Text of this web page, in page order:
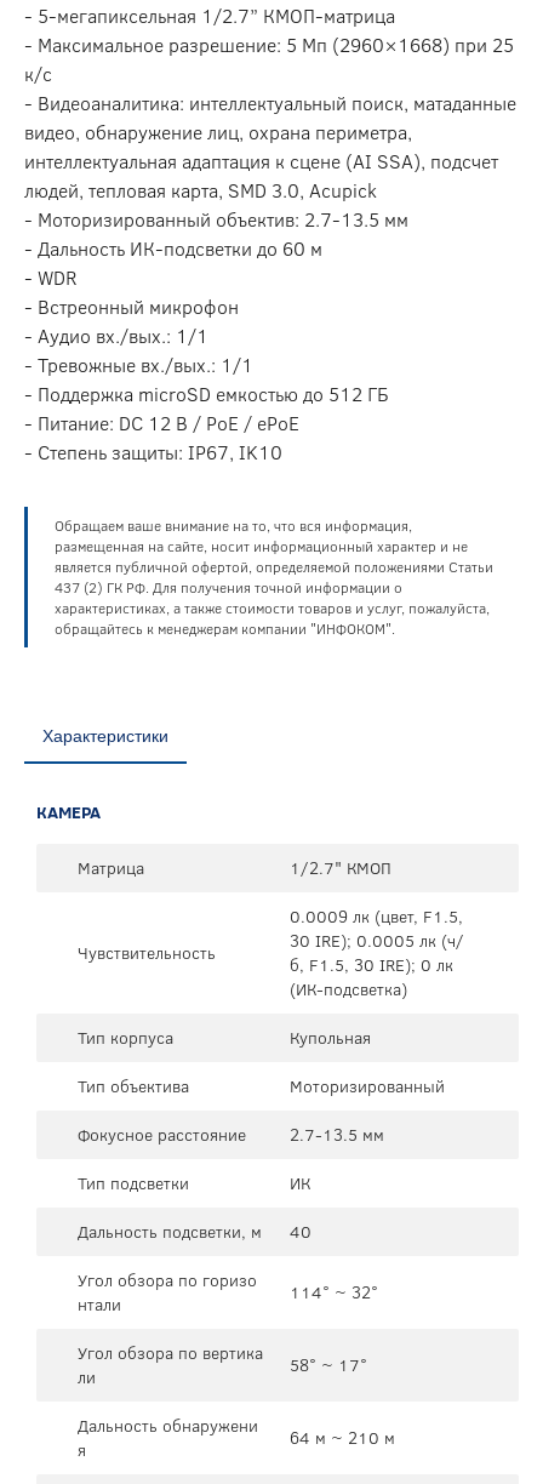
- 5-мегапиксельная 1/2.7” КМОП-матрица
- Максимальное разрешение: 5 Мп (2960×1668) при 25
к/с
- Видеоаналитика: интеллектуальный поиск, матаданные
видео, обнаружение лиц, охрана периметра,
интеллектуальная адаптация к сцене (AI SSA), подсчет
людей, тепловая карта, SMD 3.0, Acupick
- Моторизированный объектив: 2.7-13.5 мм
- Дальность ИК-подсветки до 60 м
- WDR
- Встреонный микрофон
- Аудио вх./вых.: 1/1
- Тревожные вх./вых.: 1/1
- Поддержка microSD емкостью до 512 ГБ
- Питание: DC 12 В / PoE / ePoE
- Степень защиты: IP67, IK10
Обращаем ваше внимание на то, что вся информация,
размещенная на сайте, носит информационный характер и не
является публичной офертой, определяемой положениями Статьи
437 (2) ГК РФ. Для получения точной информации о
характеристиках, а также стоимости товаров и услуг, пожалуйста,
обращайтесь к менеджерам компании "ИНФОКОМ".
Характеристики
КАМЕРА
Матрица 1/2.7" КМОП
Чувствительность
0.0009 лк (цвет, F1.5,
30 IRE); 0.0005 лк (ч/
б, F1.5, 30 IRE); 0 лк
(ИК-подсветка)
Тип корпуса
Купольная
Тип объектива
Моторизированный
Фокусное расстояние
2.7-13.5 мм
Тип подсветки
ИК
Дальность подсветки, м
40
Угол обзора по горизо
нтали
114° ~ 32°
Угол обзора по вертика
ли
58° ~ 17°
Дальность обнаружени
я
64 м ~ 210 м